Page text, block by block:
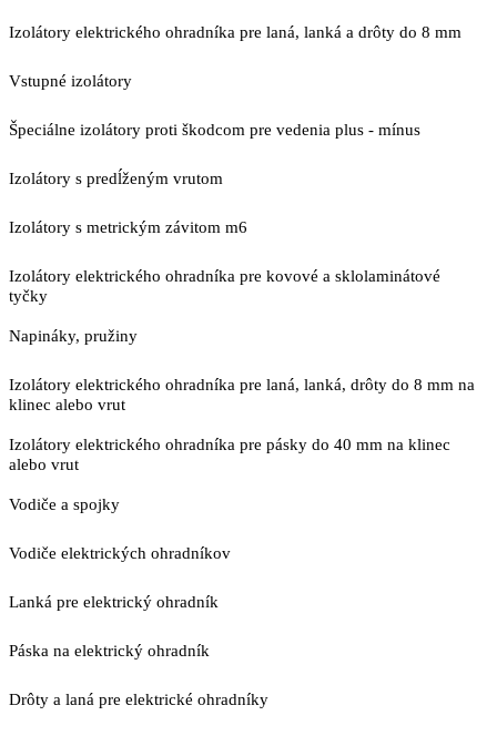
Izolátory elektrického ohradníka pre laná, lanká a drôty do 8 mm
Vstupné izolátory
Špeciálne izolátory proti škodcom pre vedenia plus - mínus
Izolátory s predĺženým vrutom
Izolátory s metrickým závitom m6
Izolátory elektrického ohradníka pre kovové a sklolaminátové
tyčky
Napináky, pružiny
Izolátory elektrického ohradníka pre laná, lanká, drôty do 8 mm na
klinec alebo vrut
Izolátory elektrického ohradníka pre pásky do 40 mm na klinec
alebo vrut
Vodiče a spojky
Vodiče elektrických ohradníkov
Lanká pre elektrický ohradník
Páska na elektrický ohradník
Drôty a laná pre elektrické ohradníky